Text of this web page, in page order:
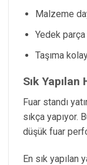
Malzeme
Yedek
Taşıma
Sık Yapılan
Fuar standı
sıkça yapıyor.
düşük fuar
En sık yapılan